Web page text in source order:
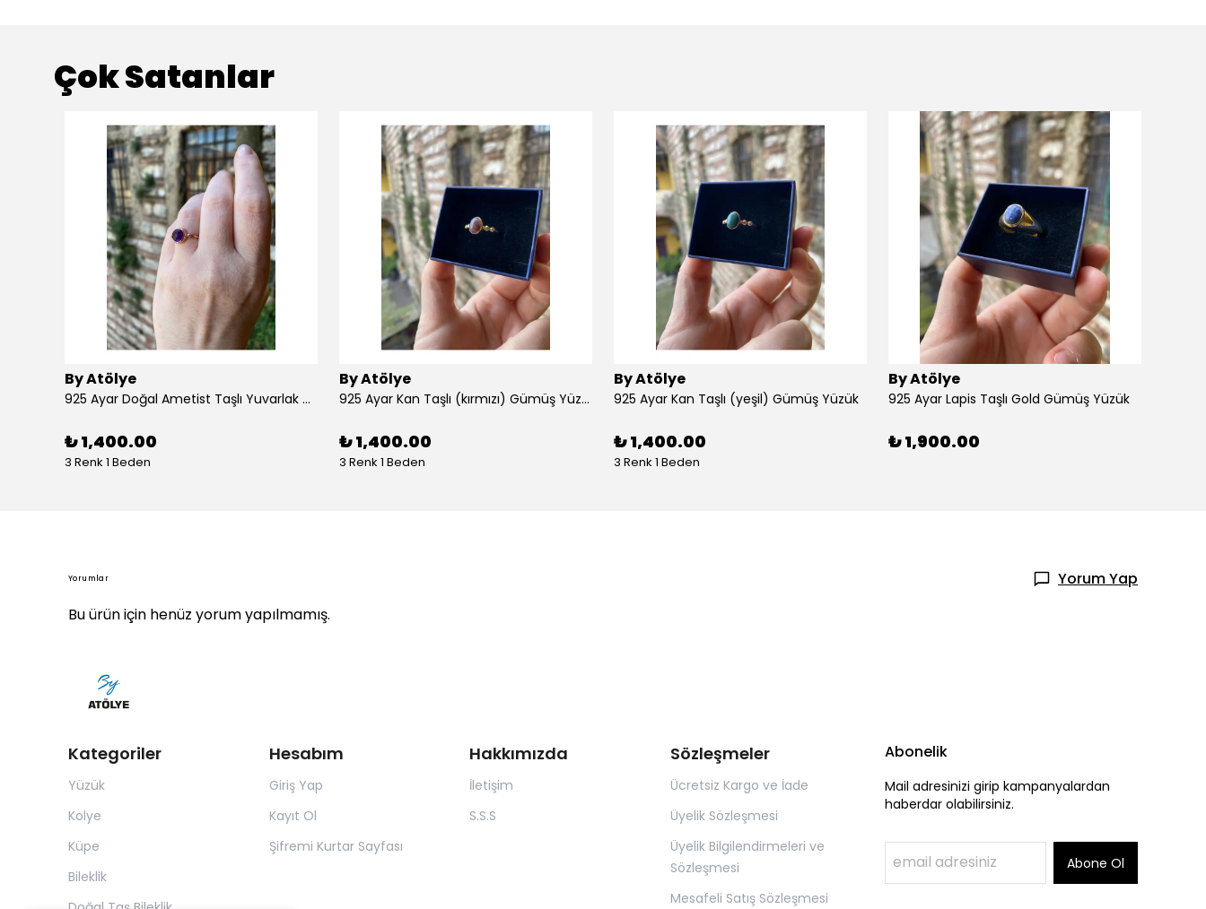
Çok Satanlar
By Atölye
925 Ayar Doğal Ametist Taşlı Yuvarlak Gümüş Yüzük
₺ 1,400.00
3 Renk 1 Beden
By Atölye
925 Ayar Kan Taşlı (kırmızı) Gümüş Yüzük
₺ 1,400.00
3 Renk 1 Beden
By Atölye
925 Ayar Kan Taşlı (yeşil) Gümüş Yüzük
₺ 1,400.00
3 Renk 1 Beden
By Atölye
925 Ayar Lapis Taşlı Gold Gümüş Yüzük
₺ 1,900.00
Yorumlar
Yorum Yap
Bu ürün için henüz yorum yapılmamış.
Kategoriler
Yüzük
Kolye
Küpe
Bileklik
Hesabım
Giriş Yap
Kayıt Ol
Şifremi Kurtar Sayfası
Hakkımızda
İletişim
S.S.S
Sözleşmeler
Ücretsiz Kargo ve İade
Üyelik Sözleşmesi
Üyelik Bilgilendirmeleri ve
Sözleşmesi
Mesafeli Satış Sözleşmesi
Abonelik
Mail adresinizi girip kampanyalardan
haberdar olabilirsiniz.
Abone Ol